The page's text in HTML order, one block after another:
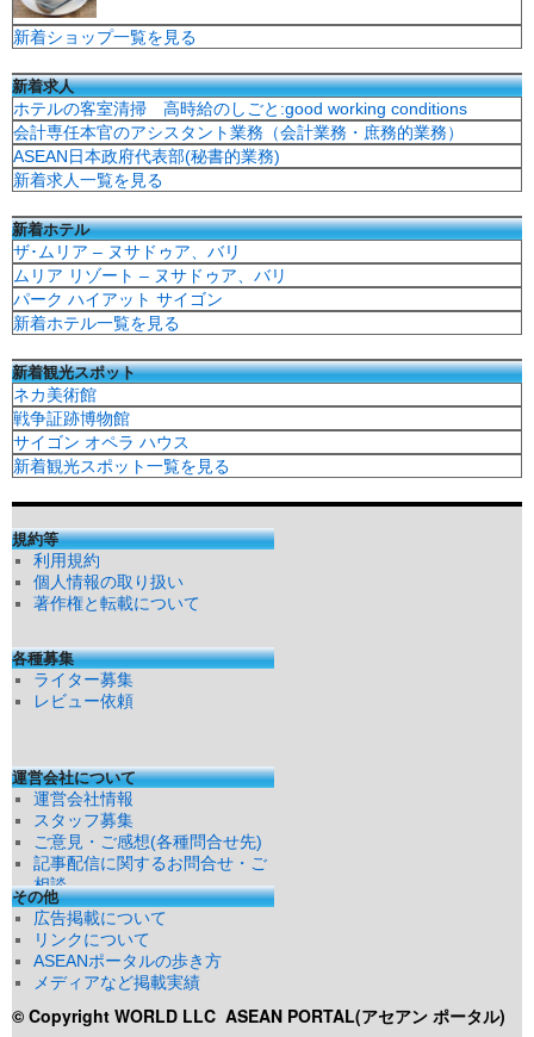
新着ショップ一覧を見る
新着求人
ホテルの客室清掃 高時給のしごと:good working conditions
会計専任本官のアシスタント業務（会計業務・庶務的業務）
ASEAN日本政府代表部(秘書的業務)
新着求人一覧を見る
新着ホテル
ザ･ムリア – ヌサドゥア、バリ
ムリア リゾート – ヌサドゥア、バリ
パーク ハイアット サイゴン
新着ホテル一覧を見る
新着観光スポット
ネカ美術館
戦争証跡博物館
サイゴン オペラ ハウス
新着観光スポット一覧を見る
規約等
利用規約
個人情報の取り扱い
著作権と転載について
各種募集
ライター募集
レビュー依頼
運営会社について
運営会社情報
スタッフ募集
ご意見・ご感想(各種問合せ先)
記事配信に関するお問合せ・ご
相談
その他
広告掲載について
リンクについて
ASEANポータルの歩き方
メディアなど掲載実績
© Copyright WORLD LLC ASEAN PORTAL(アセアン ポータル)